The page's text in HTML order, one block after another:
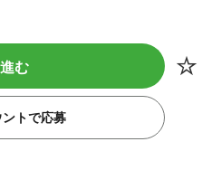
む
トで応募